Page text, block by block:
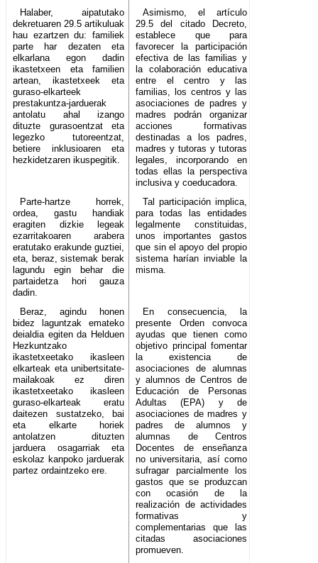
Halaber, aipatutako
dekretuaren 29.5 artikuluak
hau ezartzen du: familiek
parte har dezaten eta
elkarlana egon dadin
ikastetxeen eta familien
artean, ikastetxeek eta
guraso-elkarteek
prestakuntza-jarduerak
antolatu ahal izango
dituzte gurasoentzat eta
legezko tutoreentzat,
betiere inklusioaren eta
hezkidetzaren ikuspegitik.
Asimismo, el artículo
29.5 del citado Decreto,
establece que para
favorecer la participación
efectiva de las familias y
la colaboración educativa
entre el centro y las
familias, los centros y las
asociaciones de padres y
madres podrán organizar
acciones formativas
destinadas a los padres,
madres y tutoras y tutoras
legales, incorporando en
todas ellas la perspectiva
inclusiva y coeducadora.
Parte-hartze horrek,
ordea, gastu handiak
eragiten dizkie legeak
ezarritakoaren arabera
eratutako erakunde guztiei,
eta, beraz, sistemak berak
lagundu egin behar die
partaidetza hori gauza
dadin.
Tal participación implica,
para todas las entidades
legalmente constituidas,
unos importantes gastos
que sin el apoyo del propio
sistema harían inviable la
misma.
Beraz, agindu honen
bidez laguntzak emateko
deialdia egiten da Helduen
Hezkuntzako
ikastetxeetako ikasleen
elkarteak eta unibertsitate-
mailakoak ez diren
ikastetxeetako ikasleen
guraso-elkarteak eratu
daitezen sustatzeko, bai
eta elkarte horiek
antolatzen dituzten
jarduera osagarriak eta
eskolaz kanpoko jarduerak
partez ordaintzeko ere.
En consecuencia, la
presente Orden convoca
ayudas que tienen como
objetivo principal fomentar
la existencia de
asociaciones de alumnas
y alumnos de Centros de
Educación de Personas
Adultas (EPA) y de
asociaciones de madres y
padres de alumnos y
alumnas de Centros
Docentes de enseñanza
no universitaria, así como
sufragar parcialmente los
gastos que se produzcan
con ocasión de la
realización de actividades
formativas y
complementarias que las
citadas asociaciones
promueven.